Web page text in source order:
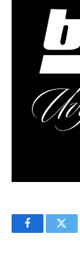
Facebook